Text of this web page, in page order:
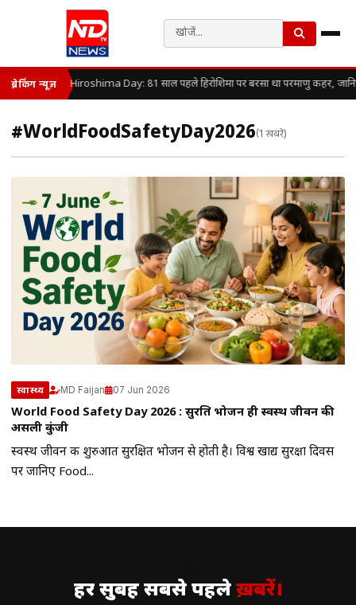
ब्रेकिंग न्यूज़ Hiroshima Day: 81 साल पहले हिरोशिमा पर बरसा था परमाणु कहर,
#WorldFoodSafetyDay2026(1 खबरें)
स्वास्थ्य MD Faijan 07 Jun 2026
World Food Safety Day 2026 : सुरक्षित भोजन ही स्वस्थ जीवन की
असली कुंजी
स्वस्थ जीवन की शुरुआत सुरक्षित भोजन से होती है। विश्व खाद्य सुरक्षा दिवस
पर जानिए Food...
हर सुबह सबसे पहलेख़बरें।